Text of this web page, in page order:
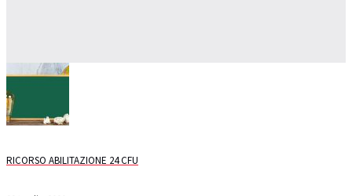
RICORSO ABILITAZIONE 24 CFU